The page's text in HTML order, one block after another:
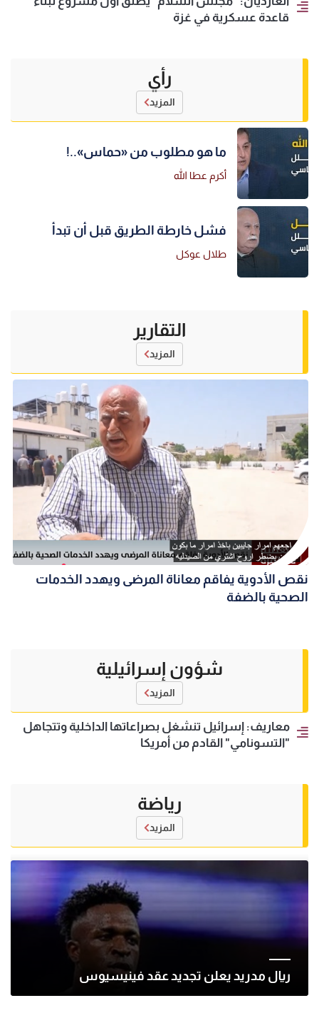
قاعدة عسكرية في غزة
رأي
المزيد
ما هو مطلوب من «حماس»..!
أكرم عطا الله
فشل خارطة الطريق قبل أن تبدأ
طلال عوكل
التقارير
المزيد
نقص الأدوية يفاقم معاناة المرضى ويهدد الخدمات
الصحية بالضفة
شؤون إسرائيلية
المزيد
معاريف: إسرائيل تنشغل بصراعاتها الداخلية وتتجاهل
"التسونامي" القادم من أمريكا
رياضة
المزيد
ريال مدريد يعلن تجديد عقد فينيسيوس